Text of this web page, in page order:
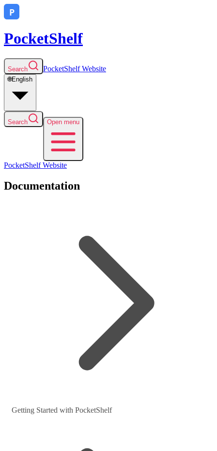
PocketShelf
Search PocketShelfWebsite
🌐English
Search Open menu
PocketShelfWebsite
Documentation
Getting Started with PocketShelf